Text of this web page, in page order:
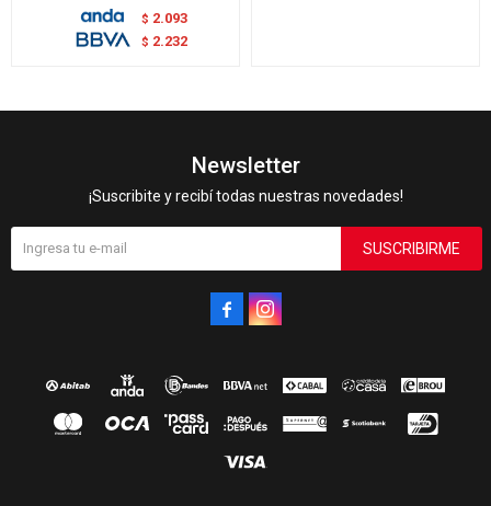
$ 2.093
$ 2.232
Newsletter
¡Suscribite y recibí todas nuestras novedades!
SUSCRIBIRME
 